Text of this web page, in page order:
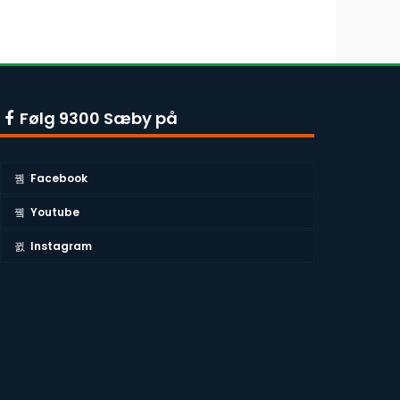
Følg 9300 Sæby på
Facebook
Youtube
Instagram